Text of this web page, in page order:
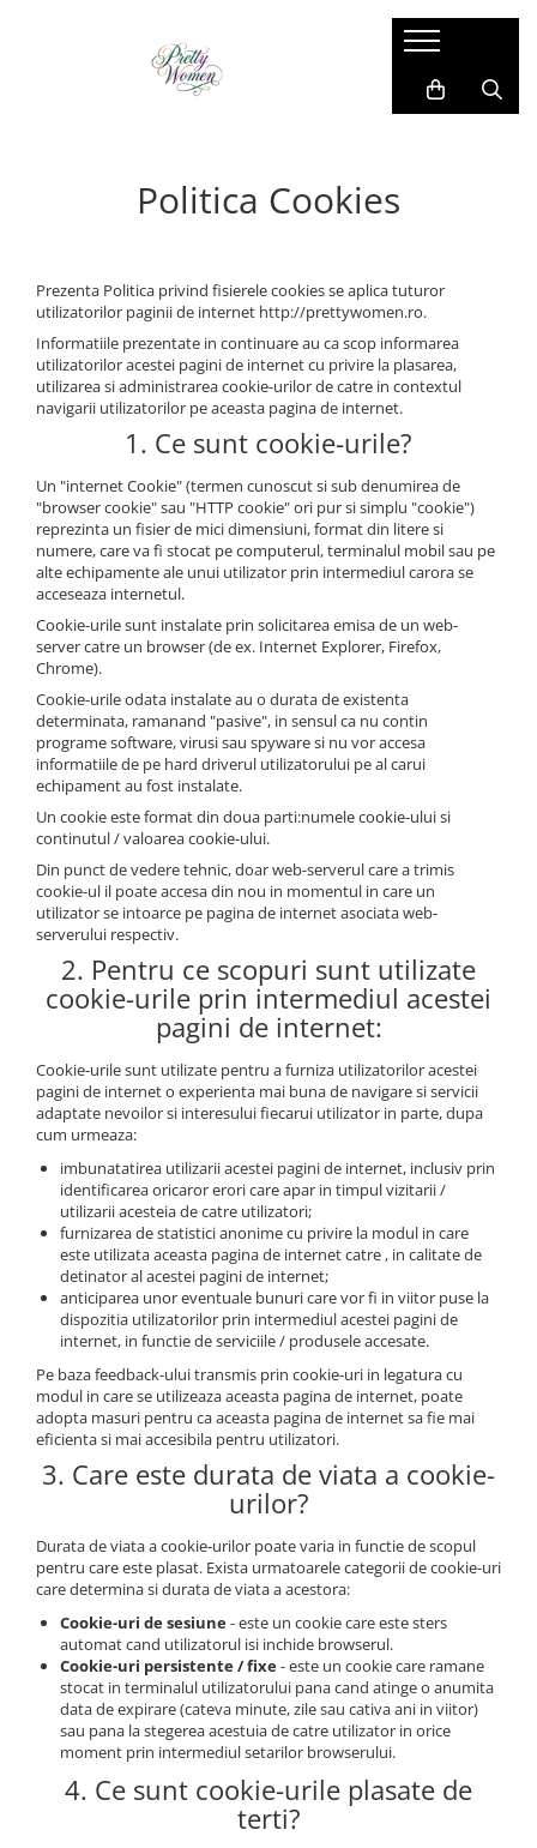
Imbracaminte dama
Paltoane si blanuri
Sacouri
Vesta
Bluze
Trening
Salopete
Tricouri si topuri
Accesorii dama
Genti
Ciorapi
Cape din blana
Cadou pentru EL
Compleu sport
Geci si jachete
Vesta
Politica Cookies
Prezenta Politica privind fisierele cookies se aplica tuturor
utilizatorilor paginii de internet http://prettywomen.ro.
Informatiile prezentate in continuare au ca scop informarea
utilizatorilor acestei pagini de internet cu privire la plasarea,
utilizarea si administrarea cookie-urilor de catre in contextul
navigarii utilizatorilor pe aceasta pagina de internet.
1. Ce sunt cookie-urile?
Un "internet Cookie" (termen cunoscut si sub denumirea de
"browser cookie" sau "HTTP cookie" ori pur si simplu "cookie")
reprezinta un fisier de mici dimensiuni, format din litere si
numere, care va fi stocat pe computerul, terminalul mobil sau pe
alte echipamente ale unui utilizator prin intermediul carora se
acceseaza internetul.
Cookie-urile sunt instalate prin solicitarea emisa de un web-
server catre un browser (de ex. Internet Explorer, Firefox,
Chrome).
Cookie-urile odata instalate au o durata de existenta
determinata, ramanand "pasive", in sensul ca nu contin
programe software, virusi sau spyware si nu vor accesa
informatiile de pe hard driverul utilizatorului pe al carui
echipament au fost instalate.
Un cookie este format din doua parti:numele cookie-ului si
continutul / valoarea cookie-ului.
Din punct de vedere tehnic, doar web-serverul care a trimis
cookie-ul il poate accesa din nou in momentul in care un
utilizator se intoarce pe pagina de internet asociata web-
serverului respectiv.
2. Pentru ce scopuri sunt utilizate
cookie-urile prin intermediul acestei
pagini de internet:
Cookie-urile sunt utilizate pentru a furniza utilizatorilor acestei
pagini de internet o experienta mai buna de navigare si servicii
adaptate nevoilor si interesului fiecarui utilizator in parte, dupa
cum urmeaza:
imbunatatirea utilizarii acestei pagini de internet, inclusiv prin
identificarea oricaror erori care apar in timpul vizitarii /
utilizarii acesteia de catre utilizatori;
furnizarea de statistici anonime cu privire la modul in care
este utilizata aceasta pagina de internet catre , in calitate de
detinator al acestei pagini de internet;
anticiparea unor eventuale bunuri care vor fi in viitor puse la
dispozitia utilizatorilor prin intermediul acestei pagini de
internet, in functie de serviciile / produsele accesate.
Pe baza feedback-ului transmis prin cookie-uri in legatura cu
modul in care se utilizeaza aceasta pagina de internet, poate
adopta masuri pentru ca aceasta pagina de internet sa fie mai
eficienta si mai accesibila pentru utilizatori.
3. Care este durata de viata a cookie-
urilor?
Durata de viata a cookie-urilor poate varia in functie de scopul
pentru care este plasat. Exista urmatoarele categorii de cookie-uri
care determina si durata de viata a acestora:
Cookie-uri de sesiune- este un cookie care este sters
automat cand utilizatorul isi inchide browserul.
Cookie-uri persistente / fixe- este un cookie care ramane
stocat in terminalul utilizatorului pana cand atinge o anumita
data de expirare (cateva minute, zile sau cativa ani in viitor)
sau pana la stegerea acestuia de catre utilizator in orice
moment prin intermediul setarilor browserului.
4. Ce sunt cookie-urile plasate de
terti?